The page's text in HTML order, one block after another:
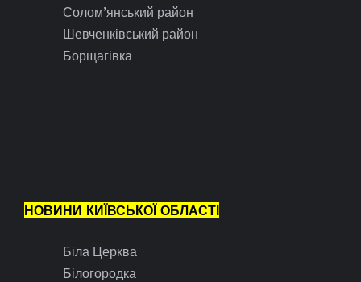
Солом’янський район
Шевченківський район
Борщагівка
НОВИНИ КИЇВСЬКОЇ ОБЛАСТІ
Біла Церква
Білогородка